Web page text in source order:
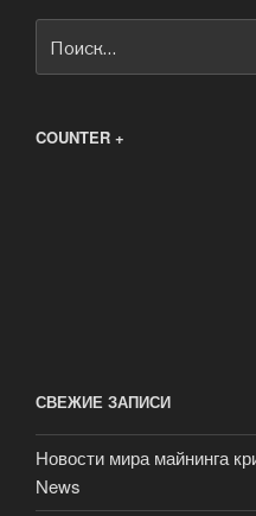
COUNTER +
СВЕЖИЕ ЗАПИСИ
Новости мира майнинга
News